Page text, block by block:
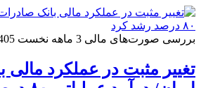
بررسی صورت‌های مالی 3 ماهه نخست 1405 نشان داد
تغییر مثبت در عملکرد مالی